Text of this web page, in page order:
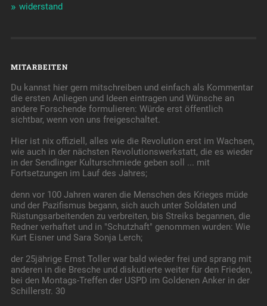
widerstand
MITARBEITEN
Du kannst hier gern mitschreiben und einfach als Kommentar
die ersten Anliegen und Ideen eintragen und Wünsche an
andere Forschende formulieren: Würde erst öffentlich
sichtbar, wenn von uns freigeschaltet.
Hier ist nix offiziell, alles wie die Revolution erst im Wachsen,
wie auch in der nächsten Revolutionswerkstatt, die es wieder
in der Sendlinger Kulturschmiede geben soll ... mit
Fortsetzungen im Lauf des Jahres;
denn vor 100 Jahren waren die Menschen des Krieges müde
und der Pazifismus begann, sich auch unter Soldaten und
Rüstungsarbeitenden zu verbreiten, bis Streiks begannen, die
Redner verhaftet und in "Schutzhaft" genommen wurden: Wie
Kurt Eisner und Sara Sonja Lerch;
der 25jährige Ernst Toller war bald wieder frei und sprang mit
anderen in die Bresche und diskutierte weiter für den Frieden,
bei den Montags-Treffen der USPD im Goldenen Anker in der
Schillerstr. 30